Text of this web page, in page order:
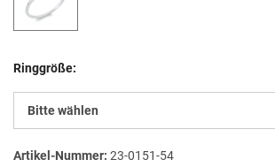
Ringgröße:
Bitte wählen
Artikel-Nummer: 23-0151-54